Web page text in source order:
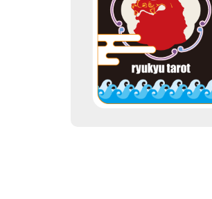
たいのならこのカードを
引いてください。
このカードを引く！